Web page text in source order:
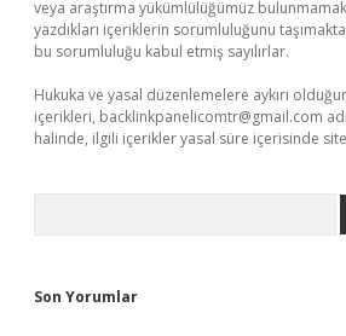
veya araştırma yükümlülüğümüz
yazdıkları içeriklerin sorumluluğunu
bu sorumluluğu kabul etmiş sayılırlar.
Hukuka ve yasal düzenlemelere aykırı
içerikleri, backlinkpanelicomtr@gmail.com
halinde, ilgili içerikler yasal süre içerisinde
Son Yorumlar